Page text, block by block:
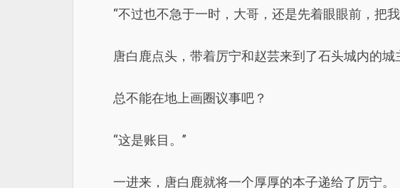
“不过也不急于一时，大哥，还是先着眼眼前，把
唐白鹿点头，带着厉宁和赵芸来到了石头城内的
总不能在地上画圈议事吧？
“这是账目。”
一进来，唐白鹿就将一个厚厚的本子递给了厉宁。